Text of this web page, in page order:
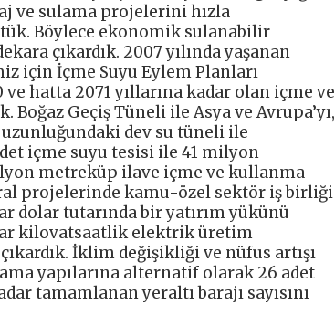
ve sulama projelerini hızla
Böylece ekonomik sulanabilir
çıkardık. 2007 yılında yaşanan
için İçme Suyu Eylem Planları
hatta 2071 yıllarına kadar olan içme ve
Geçiş Tüneli ile Asya ve Avrupa’yı,
uzunluğundaki dev su tüneli ile
içme suyu tesisi ile 41 milyon
metreküp ilave içme ve kullanma
projelerinde kamu-özel sektör iş birliği
dolar tutarında bir yatırım yükünü
kilovatsaatlik elektrik üretim
İklim değişikliği ve nüfus artışı
yapılarına alternatif olarak 26 adet
tamamlanan yeraltı barajı sayısını